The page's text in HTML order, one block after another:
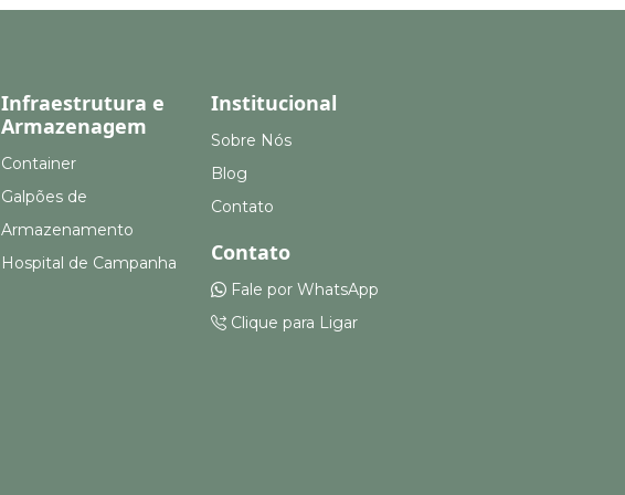
Infraestrutura e
Armazenagem
Container
Galpões de
Armazenamento
Hospital de Campanha
Institucional
Sobre Nós
Blog
Contato
Contato
Fale por WhatsApp
Clique para Ligar